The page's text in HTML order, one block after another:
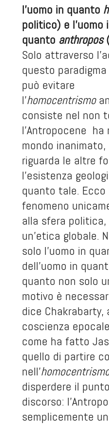
l’uomo in quanto
politico) e l’uomo
quanto anthropos
Solo attraverso
questo
può evitare
l’homocentrismo
consiste nel non
l’Antropocene
mondo
riguarda le altre
l’esistenza
quanto tale.
fenomeno
alla sfera politica,
un’etica globale.
solo l’uomo in
dell’uomo in
quanto non solo
motivo è
dice Chakrabarty,
coscienza
come ha fatto
quello di partire
nell’
disperdere il
discorso:
semplicemente